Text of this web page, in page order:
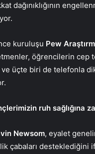
dağınıklığının
kuruluşu Pew
öğrencilerin cep
ve üçte biri de telefonla
ruh sağlığına
Newsom, eyalet
çabaları desteklediğini